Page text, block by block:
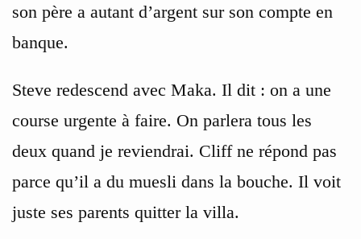
son père a autant d’argent sur son compte en
banque.
Steve redescend avec Maka. Il dit : on a une
course urgente à faire. On parlera tous les
deux quand je reviendrai. Cliff ne répond pas
parce qu’il a du muesli dans la bouche. Il voit
juste ses parents quitter la villa.